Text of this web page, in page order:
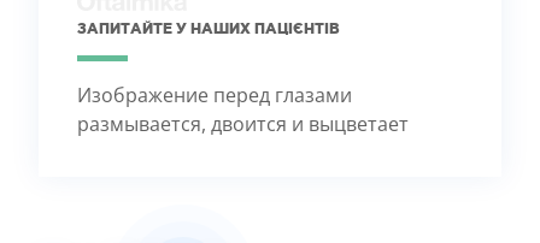
ЗАПИТАЙТЕ У НАШИХ ПАЦІЄНТІВ
Изображение перед глазами
размывается, двоится и выцветает